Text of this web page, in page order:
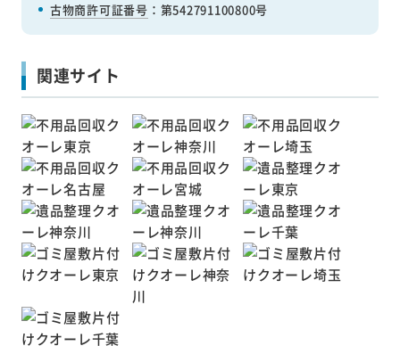
古物商許可証番号 ：第542791100800号
関連サイト